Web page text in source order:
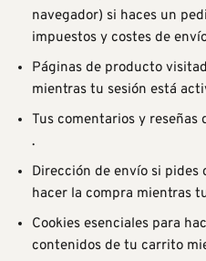
navegador) si haces un
impuestos y costes de
Páginas de producto
mientras tu sesión está
Tus comentarios y
.
Dirección de envío si pides
hacer la compra mientras
Cookies esenciales para
contenidos de tu carrito